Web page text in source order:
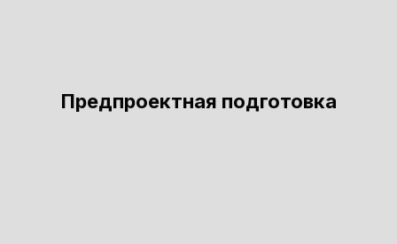
Предпроектная подготовка